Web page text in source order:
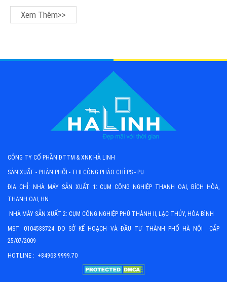
Xem Thêm>>
CÔNG TY CỔ PHẦN ĐTTM & XNK HÀ LINH
SẢN XUẤT - PHÂN PHỐI - THI CÔNG PHÀO CHỈ PS - PU
ĐỊA CHỈ: NHÀ MÁY SẢN XUẤT 1: CỤM CÔNG NGHIỆP THANH OAI, BÍCH HÒA,
THANH OAI, HN
NHÀ MÁY SẢN XUẤT 2: CỤM CÔNG NGHIỆP PHÚ THÀNH II, LẠC THỦY, HÒA BÌNH
MST: 0104588724 DO SỞ KẾ HOẠCH VÀ ĐẦU TƯ THÀNH PHỐ HÀ NỘI CẤP
25/07/2009
HOTLINE : +84968.9999.70